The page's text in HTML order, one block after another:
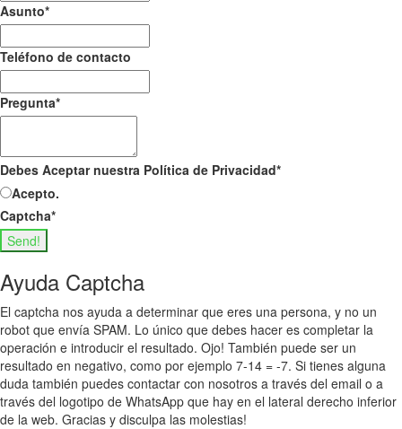
Asunto*
Teléfono de contacto
Pregunta*
Debes Aceptar nuestra Política de Privacidad*
Acepto.
Captcha*
Send!
Ayuda Captcha
El captcha nos ayuda a determinar que eres una persona, y no un
robot que envía SPAM. Lo único que debes hacer es completar la
operación e introducir el resultado. Ojo! También puede ser un
resultado en negativo, como por ejemplo 7-14 = -7. Si tienes alguna
duda también puedes contactar con nosotros a través del email o a
través del logotipo de WhatsApp que hay en el lateral derecho inferior
de la web. Gracias y disculpa las molestias!